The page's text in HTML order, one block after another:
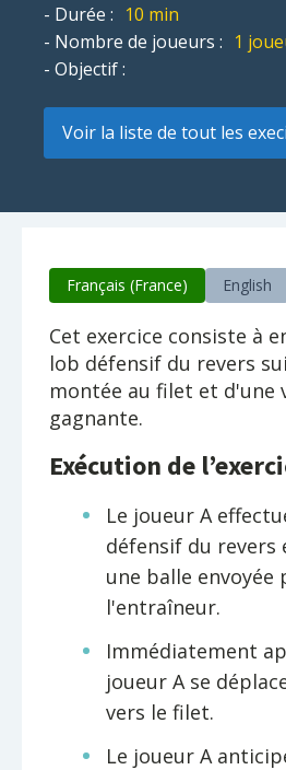
- Durée : 10 min
- Nombre de joueurs : 1
- Objectif :
Voir la liste de tout les
Français (France) English
Cet exercice consiste à
lob défensif du revers
montée au filet et d'une
gagnante.
Exécution de
Le joueur A
défensif du revers
une balle envoyée
l'entraîneur.
Immédiatement
joueur A se
vers le filet.
Le joueur A